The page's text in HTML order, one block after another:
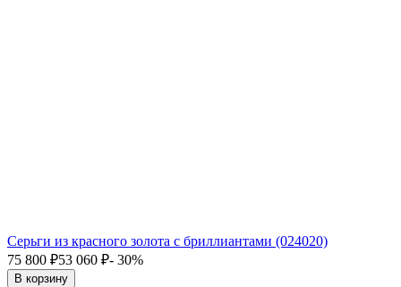
Серьги из красного золота с бриллиантами (024020)
75 800 ₽53 060 ₽- 30%
В корзину